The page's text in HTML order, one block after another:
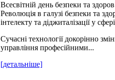
Всесвітній день безпеки та
Революція в галузі безпеки та
інтелекту та діджиталізації у
Сучасні технології докорінно
управління професійними...
[детальніше]